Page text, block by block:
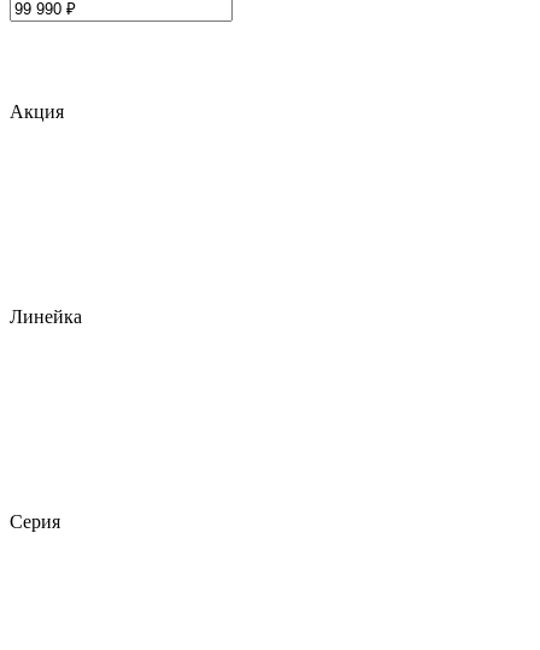
Акция
Линейка
Серия